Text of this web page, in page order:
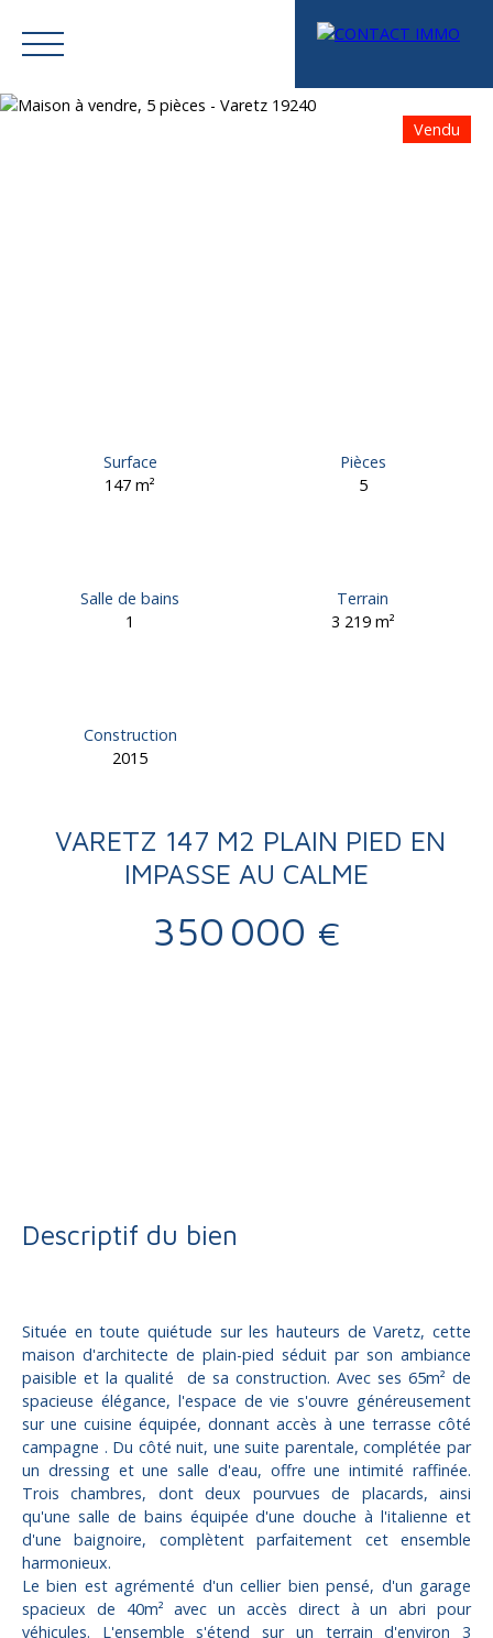
Vendu
Surface
147m²
Pièces
5
Salle de bains
1
Terrain
3 219 m²
Construction
2015
VARETZ 147 M2 PLAIN PIED EN
IMPASSE AU CALME
350 000 €
Descriptif du bien
Située en toute quiétude sur les hauteurs de Varetz, cette
maison d'architecte de plain-pied séduit par son ambiance
paisible et la qualité de sa construction. Avec ses 65m² de
spacieuse élégance, l'espace de vie s'ouvre généreusement
sur une cuisine équipée, donnant accès à une terrasse côté
campagne . Du côté nuit, une suite parentale, complétée par
un dressing et une salle d'eau, offre une intimité raffinée.
Trois chambres, dont deux pourvues de placards, ainsi
qu'une salle de bains équipée d'une douche à l'italienne et
d'une baignoire, complètent parfaitement cet ensemble
harmonieux.
Le bien est agrémenté d'un cellier bien pensé, d'un garage
spacieux de 40m² avec un accès direct à un abri pour
véhicules. L'ensemble s'étend sur un terrain d'environ 3